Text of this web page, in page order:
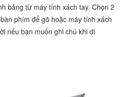
bảng từ máy tính xách tay. Chọn 2
phím để gõ hoặc máy tính xách
nếu bạn muốn ghi chú khi di